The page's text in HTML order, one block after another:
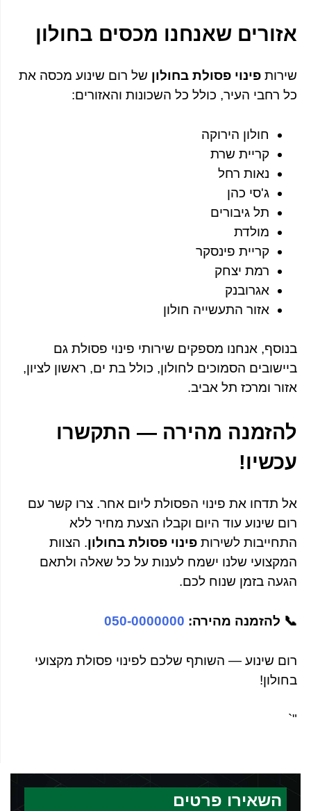
אזורים שאנחנו מכסים בחולון
שירות פינוי פסולת בחולון של רום שינוע מכסה את
כל רחבי העיר, כולל כל השכונות והאזורים:
חולון הירוקה
קריית שרת
נאות רחל
ג'סי כהן
תל גיבורים
מולדת
קריית פינסקר
רמת יצחק
אגרובנק
אזור התעשייה חולון
בנוסף, אנחנו מספקים שירותי פינוי פסולת גם
ביישובים הסמוכים לחולון, כולל בת ים, ראשון לציון,
אזור ומרכז תל אביב.
להזמנה מהירה — התקשרו
עכשיו!
אל תדחו את פינוי הפסולת ליום אחר. צרו קשר עם
רום שינוע עוד היום וקבלו הצעת מחיר ללא
התחייבות לשירות פינוי פסולת בחולון. הצוות
המקצועי שלנו ישמח לענות על כל שאלה ולתאם
הגעה בזמן שנוח לכם.
📞 להזמנה מהירה: 050-0000000
רום שינוע — השותף שלכם לפינוי פסולת מקצועי
בחולון!
"`
השאירו פרטים